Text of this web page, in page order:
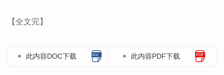
【全文完】
此内容DOC下载 此内容PDF下载